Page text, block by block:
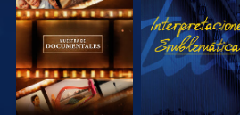
EXPLORA LAS
SERIES
VE